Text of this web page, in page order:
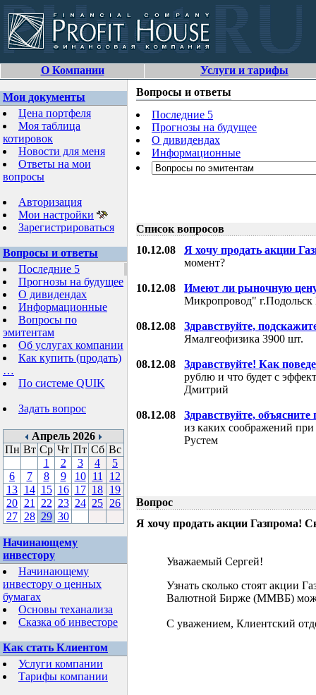
О Компании Услуги и тарифы
Мои документы
Цена портфеля
Моя таблица
котировок
Новости для меня
Ответы на мои
вопросы
Авторизация
Мои настройки
Зарегистрироваться
Вопросы и ответы
Последние 5
Прогнозы на будущее
О дивидендах
Информационные
Вопросы по
эмитентам
Об услугах компании
Как купить (продать)
…
По системе QUIK
Задать вопрос
Апрель 2026
Пн Вт Ср Чт Пт Сб Вс
1
2 3 4
5
6
7 8 9 10 11
12
13 14 15 16 17 18 19
20 21 22 23 24 25 26
27 28 29 30
Начинающему
инвестору
Начинающему
инвестору о ценных
бумагах
Основы теханализа
Сказка об инвесторе
Как стать Клиентом
Услуги компании
Тарифы компании
Вопросы и ответы
Последние 5
Прогнозы на будущее
О дивидендах
Информационные
Список вопросов
10.12.08 Я хочу продать акции
момент?
10.12.08
Имеют ли рыночную
Микропровод"
08.12.08
Здравствуйте,
Ямалгеофизика 3900 шт.
08.12.08
Здравствуйте! Как
рублю и что будет с
Дмитрий
08.12.08
Здравствуйте, объясните
из каких соображений
Рустем
Вопрос
Я хочу продать акции Газпрома!
Уважаемый Сергей!
Узнать сколько стоят акции
Валютной Бирже (ММВБ)
С уважением, Клиентский